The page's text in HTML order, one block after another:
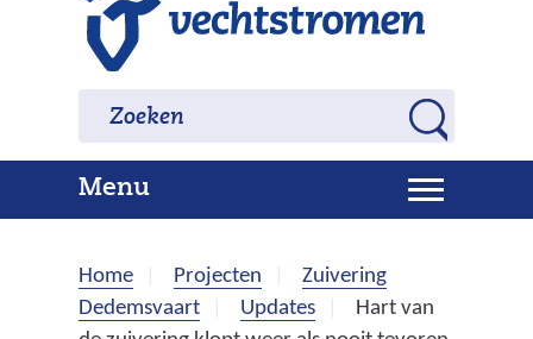
deze
website
worden
toegestaan
geweigerd.
naar
o
e
k
e
Zoeken Zoeken
MenuU
i
l
a
Home Projecten
Zuivering
Dedemsvaart
Updates
Hart van